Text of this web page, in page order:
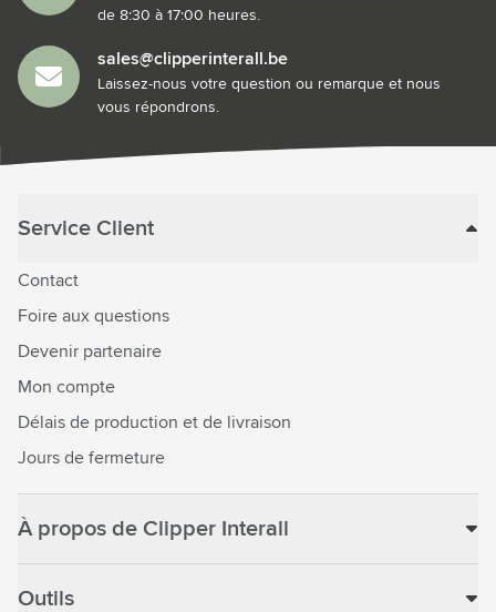
de 8:30 à 17:00 heures.
sales@clipperinterall.be
Laissez-nous votre question ou remarque et nous
vous répondrons.
Service Client
Contact
Foire aux questions
Devenir partenaire
Mon compte
Délais de production et de livraison
Jours de fermeture
À propos de Clipper Interall
Outils